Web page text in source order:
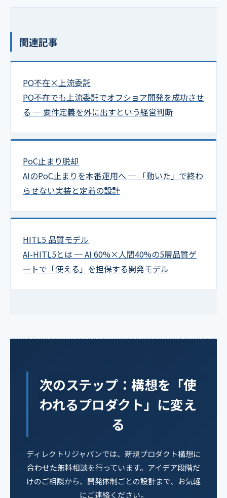
関連記事
PO不在×上流委託
PO不在でも上流委託でオフショア開発を成功させ
る ─ 要件定義を外に出すという経営判断
PoC止まり脱却
AIのPoC止まりを本番運用へ ─ 「動いた」で終わ
らせない実装と定着の設計
HITL5 品質モデル
AI-HITL5とは ─ AI 60%×人間40%の5層品質ゲ
ートで「使える」を担保する開発モデル
次のステップ：構想を「使
われるプロダクト」に変え
る
ディレクトリジャパンでは、新規プロダクト構想に
合わせた無料相談を行っています。アイデア段階だ
けのご相談から、開発体制ごとの設計まで、お気軽
にご連絡ください。